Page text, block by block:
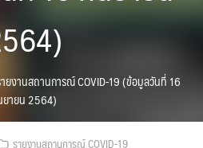
ยงานสถานการณ์ COVID-19 (ข้อมูลวันที่ 16
ายน 2564)
รายงานสถานการณ์ COVID-19